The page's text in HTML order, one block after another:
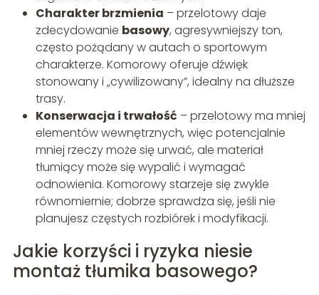
Charakter brzmienia – przelotowy daje
zdecydowanie basowy, agresywniejszy ton,
często pożądany w autach o sportowym
charakterze. Komorowy oferuje dźwięk
stonowany i „cywilizowany”, idealny na dłuższe
trasy.
Konserwacja i trwałość – przelotowy ma mniej
elementów wewnętrznych, więc potencjalnie
mniej rzeczy może się urwać, ale materiał
tłumiący może się wypalić i wymagać
odnowienia. Komorowy starzeje się zwykle
równomiernie; dobrze sprawdza się, jeśli nie
planujesz częstych rozbiórek i modyfikacji.
Jakie korzyści i ryzyka niesie
montaż tłumika basowego?